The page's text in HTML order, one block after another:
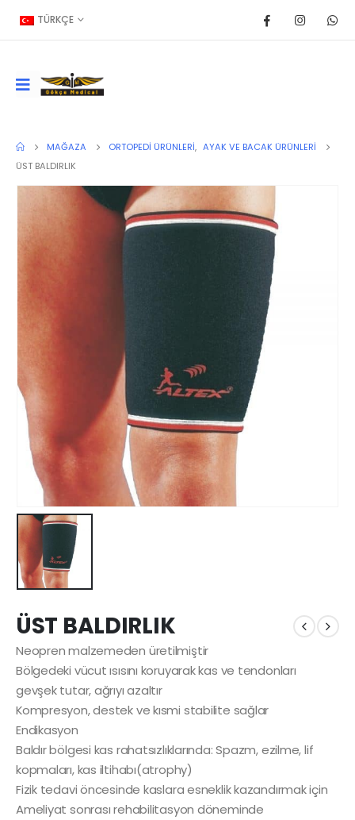
TÜRKÇE
MAĞAZA ORTOPEDI ÜRÜNLERI, AYAK VE BACAK ÜRÜNLERI
ÜST BALDIRLIK
ÜST BALDIRLIK
Neopren malzemeden üretilmiştir
Bölgedeki vücut ısısını koruyarak kas ve tendonları
gevşek tutar, ağrıyı azaltır
Kompresyon, destek ve kısmi stabilite sağlar
Endikasyon
Baldır bölgesi kas rahatsızlıklarında: Spazm, ezilme, lif
kopmaları, kas iltihabı(atrophy)
Fizik tedavi öncesinde kaslara esneklik kazandırmak için
Ameliyat sonrası rehabilitasyon döneminde